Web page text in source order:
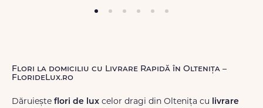
Flori la domiciliu cu Livrare Rapidă în Oltenița –
FlorideLux.ro
Dăruiește flori de lux celor dragi din Oltenița cu livrare